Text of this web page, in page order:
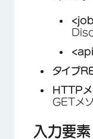
タイプ
HTTPメ
GETメソ
入力要素